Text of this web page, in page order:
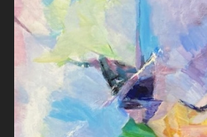
Bords de
Monique